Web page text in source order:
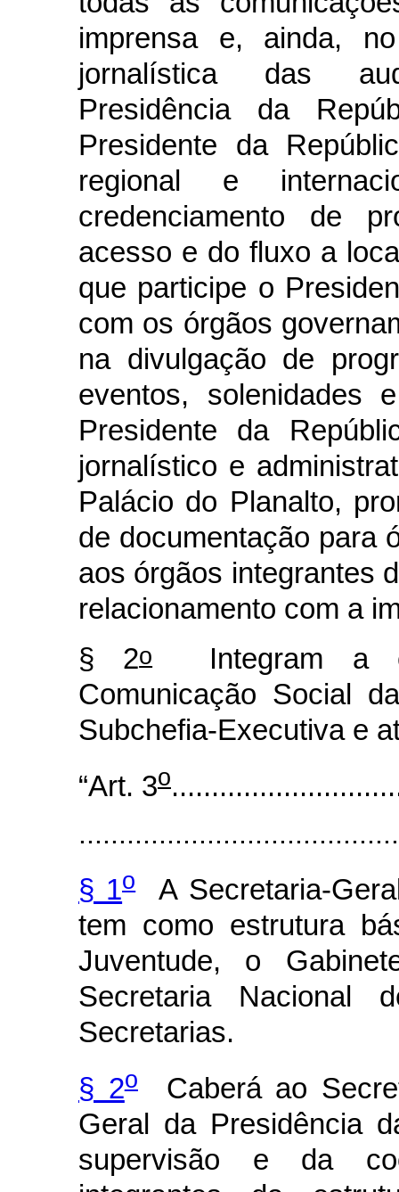
imprensa e, ainda,
jornalística das
Presidência da
Presidente da
regional e
credenciamento de
acesso e do fluxo a
que participe o
com os órgãos
na divulgação de
eventos, solenidades
Presidente da
jornalístico e
Palácio do Planalto,
de documentação para
aos órgãos integrantes
relacionamento com a
§ 2oIntegram a
Comunicação Social
Subchefia-Executiva e
“Art. 3o
§ 1oA Secretaria-
tem como estrutura
Juventude, o
Secretaria Nacional
Secretarias.
§ 2oCaberá ao
Geral da Presidência
supervisão e da